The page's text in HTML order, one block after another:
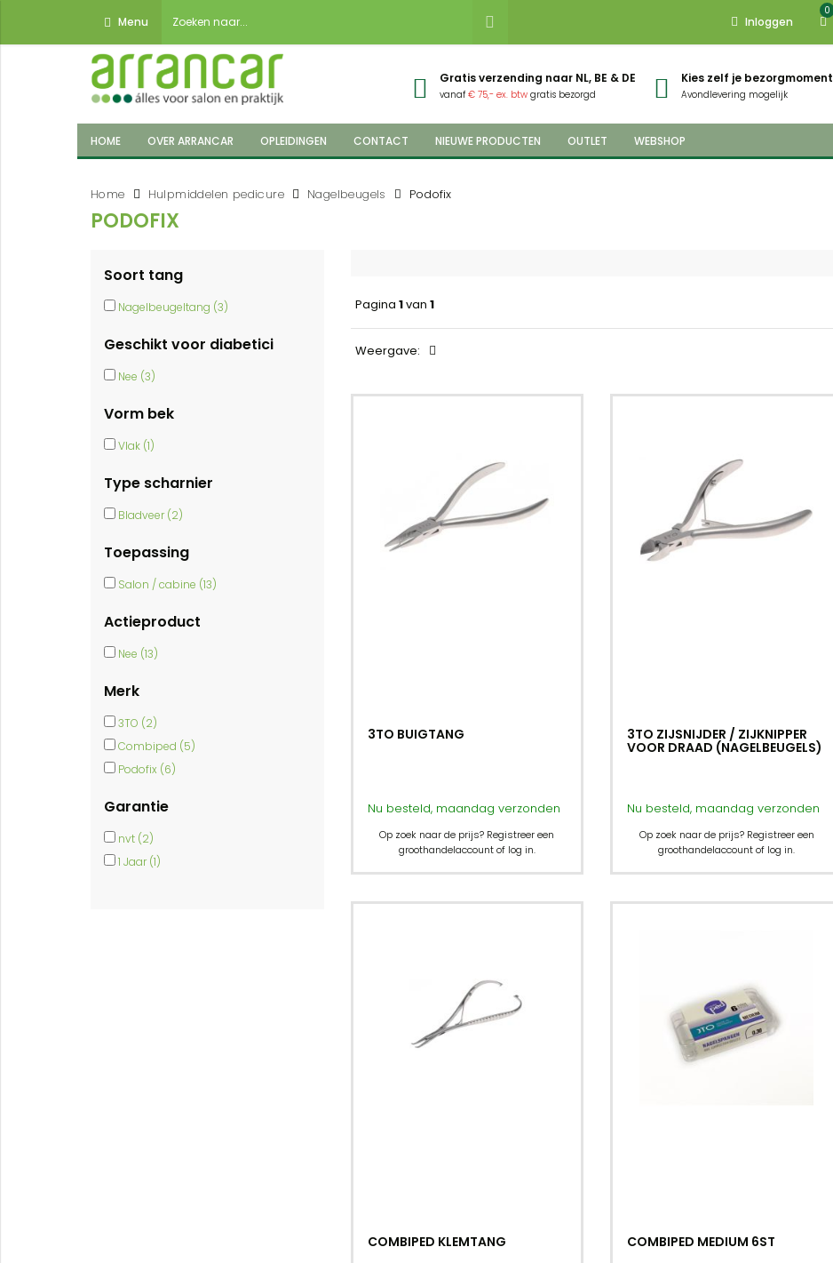
Menu Inloggen
0
Gratis verzending naar NL, BE & DE
vanaf€ 75,- ex. btw gratis bezorgd
Kies zelf je bezorgmoment
Avondlevering mogelijk
HOME OVER ARRANCAR OPLEIDINGEN CONTACT NIEUWE PRODUCTEN OUTLET WEBSHOP
Home Hulpmiddelen pedicure Nagelbeugels Podofix
PODOFIX
Soort tang
Nagelbeugeltang (3)
Geschikt voor diabetici
Nee (3)
Vorm bek
Vlak (1)
Type scharnier
Bladveer (2)
Toepassing
Salon / cabine (13)
Actieproduct
Nee (13)
Merk
3TO (2)
Combiped (5)
Podofix (6)
Garantie
nvt (2)
1 Jaar (1)
Pagina 1van 1
Weergave:
3TO BUIGTANG
Nu besteld, maandag verzonden
Op zoek naar de prijs? Registreer een
groothandelaccount of log in.
3TO ZIJSNIJDER / ZIJKNIPPER
VOOR DRAAD (NAGELBEUGELS)
Nu besteld, maandag verzonden
Op zoek naar de prijs? Registreer een
groothandelaccount of log in.
COMBIPED KLEMTANG COMBIPED MEDIUM 6ST